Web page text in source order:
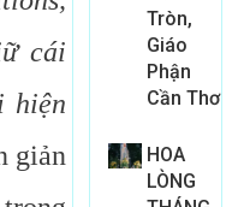
cái
hiện
giản
Tròn,
Giáo
Phận
Cần Thơ
HOA
LÒNG